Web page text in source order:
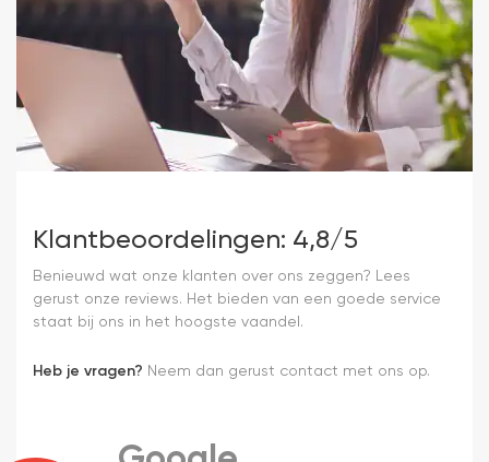
Klantbeoordelingen: 4,8/5
Benieuwd wat onze klanten over ons zeggen? Lees
gerust onze reviews. Het bieden van een goede service
staat bij ons in het hoogste vaandel.
Heb je vragen? Neem dan gerust contact met ons op.